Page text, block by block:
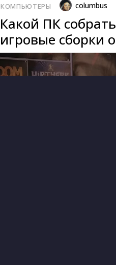
КОМПЬЮТЕРЫ columbus
Какой ПК
игровые сборки